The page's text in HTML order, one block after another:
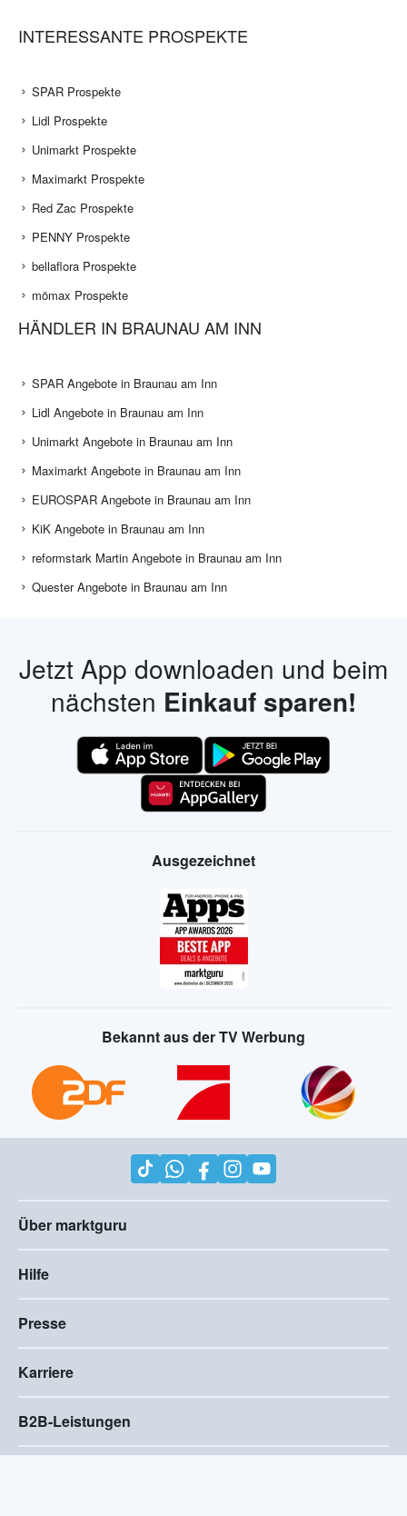
INTERESSANTE PROSPEKTE
SPAR Prospekte
Lidl Prospekte
Unimarkt Prospekte
Maximarkt Prospekte
Red Zac Prospekte
PENNY Prospekte
bellaflora Prospekte
mömax Prospekte
HÄNDLER IN BRAUNAU AM INN
SPAR Angebote in Braunau am Inn
Lidl Angebote in Braunau am Inn
Unimarkt Angebote in Braunau am Inn
Maximarkt Angebote in Braunau am Inn
EUROSPAR Angebote in Braunau am Inn
KiK Angebote in Braunau am Inn
reformstark Martin Angebote in Braunau am Inn
Quester Angebote in Braunau am Inn
Jetzt App downloaden und beim
nächsten Einkauf sparen!
Ausgezeichnet
Bekannt aus der TV Werbung
Über marktguru
Hilfe
Presse
Karriere
B2B-Leistungen